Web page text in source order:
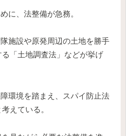
に、法整備が急務。
施設や原発周辺の土地を勝手
「土地調査法」などが挙げ
環境を踏まえ、スパイ防止法
えている。